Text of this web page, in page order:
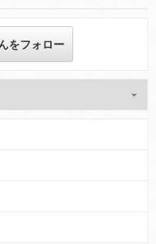
をフォロー